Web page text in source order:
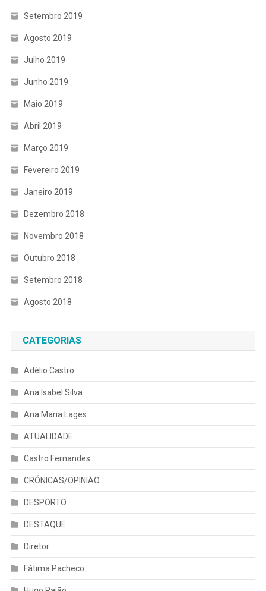
Setembro 2019
Agosto 2019
Julho 2019
Junho 2019
Maio 2019
Abril 2019
Março 2019
Fevereiro 2019
Janeiro 2019
Dezembro 2018
Novembro 2018
Outubro 2018
Setembro 2018
Agosto 2018
CATEGORIAS
Adélio Castro
Ana Isabel Silva
Ana Maria Lages
ATUALIDADE
Castro Fernandes
CRÓNICAS/OPINIÃO
DESPORTO
DESTAQUE
Diretor
Fátima Pacheco